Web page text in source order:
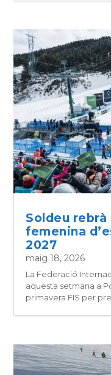
Soldeu rebrà
femenina
2027
maig 18, 2026
La Federació
aquesta setmana a
primavera FIS per